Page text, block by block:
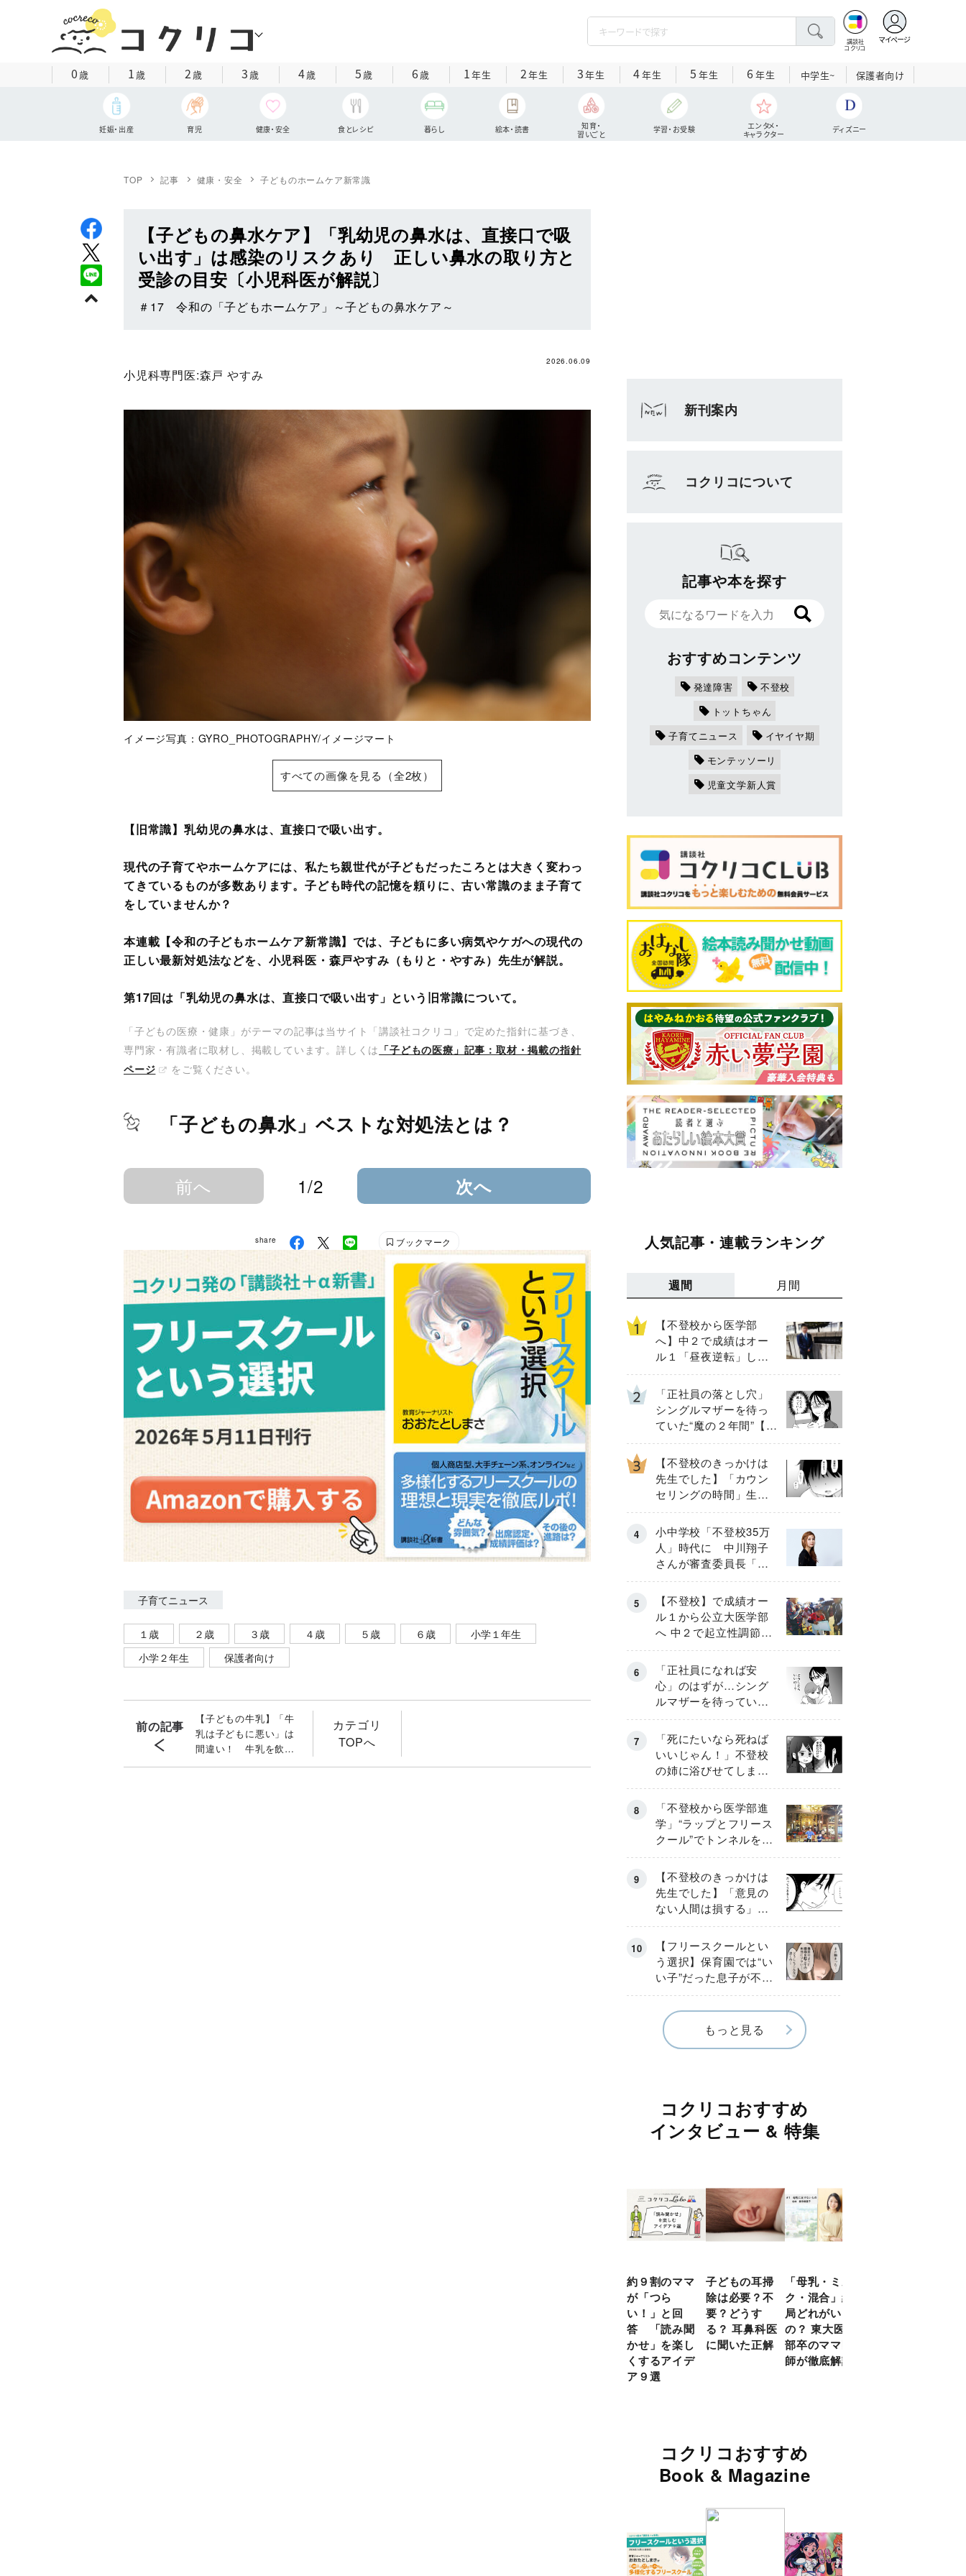
講談社
コクリコ
マイページ
0歳 1歳 2歳 3歳 4歳 5歳 6歳 1年生 2年生 3年生 4年生 5 年生 6 年生 中学生~ 保護者向け
妊娠・出産 育児 健康・安全 食とレシピ 暮らし 絵本・読書
知育・
習いごと
学習・お受験
エンタメ・
キャラクター
ディズニー
TOP 記事 健康・安全 子どものホームケア新常識
【子どもの鼻水ケア】「乳幼児の鼻水は、直接口で吸
い出す」は感染のリスクあり 正しい鼻水の取り方と
受診の目安〔小児科医が解説〕
＃17 令和の「子どもホームケア」～子どもの鼻水ケア～
2026.06.09
小児科専門医:森戸 やすみ
イメージ写真：GYRO_PHOTOGRAPHY/イメージマート
すべての画像を見る（全2枚）
【旧常識】乳幼児の鼻水は、直接口で吸い出す。
現代の子育てやホームケアには、私たち親世代が子どもだったころとは大きく変わっ
てきているものが多数あります。子ども時代の記憶を頼りに、古い常識のまま子育て
をしていませんか？
本連載【令和の子どもホームケア新常識】では、子どもに多い病気やケガへの現代の
正しい最新対処法などを、小児科医・森戸やすみ（もりと・やすみ）先生が解説。
第17回は「乳幼児の鼻水は、直接口で吸い出す」という旧常識について。
「子どもの医療・健康」がテーマの記事は当サイト「講談社コクリコ」で定めた指針に基づき、
専門家・有識者に取材し、掲載しています。詳しくは 「子どもの医療」記事：取材・掲載の指針
ページ
をご覧ください。
「子どもの鼻水」ベストな対処法とは？
前へ 1/2 次へ
share ブックマーク
子育てニュース
１歳 ２歳 ３歳 ４歳 ５歳 ６歳
小学１年生
小学２年生
保護者向け
前の記事
【子どもの牛乳】「牛
乳は子どもに悪い」は
間違い！ 牛乳を飲む
メリットと適正量〔小
カテゴリ
TOPへ
新刊案内
コクリコについて
記事や本を探す
おすすめコンテンツ
発達障害
不登校
トットちゃん
子育てニュース
イヤイヤ期
モンテッソーリ
児童文学新人賞
人気記事・連載ランキング
週間 月間
【不登校から医学部
へ】中２で成績はオー
ル１「昼夜逆転」した
わが子を”夜遊び”に連れ
出した母の気づき
「正社員の落とし穴」
シングルマザーを待っ
ていた“魔の２年間”【後
編】
【不登校のきっかけは
先生でした】「カウン
セリングの時間」生徒
の情報をバラしたの
は…《第２話》
小中学校「不登校35万
人」時代に 中川翔子
さんが審査委員長「不
登校生動画甲子園
2026」が開催
【不登校】で成績オー
ル１から公立大医学部
へ 中２で起立性調節障
害「治るまで３年」の
診断 そのとき母は
「正社員になれば安
心」のはずが…シング
ルマザーを待ってい
た“魔の２年間”【前編】
「死にたいなら死ねば
いいじゃん！」不登校
の姉に浴びせてしまっ
た言葉【番外編・後
編】
「不登校から医学部進
学」“ラップとフリース
クール”でトンネルを脱
して高校受験へ〔元野
球少年の実話〕
【不登校のきっかけは
先生でした】「意見の
ない人間は損する」担
任の一言が苦しみに…
《第１話》
【フリースクールとい
う選択】保育園では“い
い子”だった息子が不登
校に…小学校入学後に
見えたSOS《第１話》
もっと見る
コクリコおすすめ
インタビュー & 特集
約９割のママ
が「つら
い！」と回
答 「読み聞
かせ」を楽し
くするアイデ
ア９選
子どもの耳掃
除は必要？不
要？どうす
る？ 耳鼻科医
に聞いた正解
「母乳・ミル
ク・混合」結
局どれがいい
の？ 東大医学
部卒のママ医
師が徹底解説
コクリコおすすめ
Book & Magazine